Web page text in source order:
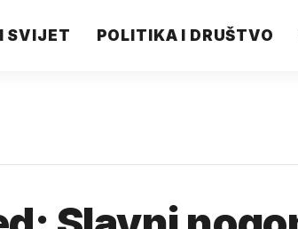
SVIJET POLITIKA I DRUŠTVO